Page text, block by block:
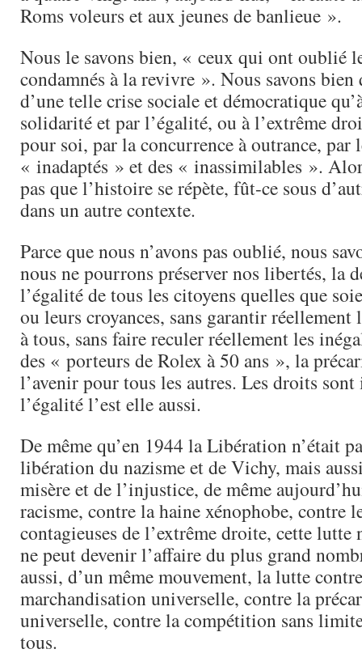
Roms voleurs et aux jeunes de banlieue ».
Nous le savons bien, « ceux qui ont oublié
condamnés à la revivre ». Nous savons bien
d’une telle crise sociale et démocratique
solidarité et par l’égalité, ou à l’extrême
pour soi, par la concurrence à outrance, par
« inadaptés » et des « inassimilables ».
pas que l’histoire se répète, fût-ce sous
dans un autre contexte.
Parce que nous n’avons pas oublié, nous
nous ne pourrons préserver nos libertés, la
l’égalité de tous les citoyens quelles que
ou leurs croyances, sans garantir
à tous, sans faire reculer réellement les
des « porteurs de Rolex à 50 ans », la
l’avenir pour tous les autres. Les droits
l’égalité l’est elle aussi.
De même qu’en 1944 la Libération n’était
libération du nazisme et de Vichy, mais
misère et de l’injustice, de même
racisme, contre la haine xénophobe, contre
contagieuses de l’extrême droite, cette lutte
ne peut devenir l’affaire du plus grand
aussi, d’un même mouvement, la lutte
marchandisation universelle, contre la
universelle, contre la compétition sans
tous.